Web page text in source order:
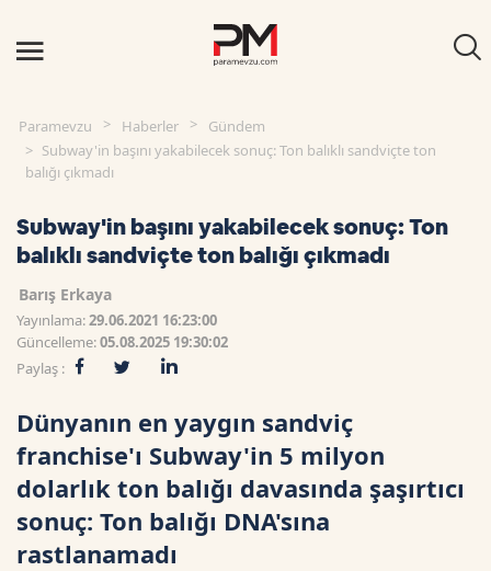
Paramevzu Haberler
Gündem
Subway'in başını yakabilecek sonuç: Ton balıklı sandviçte ton
balığı çıkmadı
Subway'in başını yakabilecek sonuç: Ton
balıklı sandviçte ton balığı çıkmadı
Barış Erkaya
Yayınlama:29.06.2021 16:23:00
Güncelleme:05.08.2025 19:30:02
Paylaş :
Dünyanın en yaygın sandviç
franchise'ı Subway'in 5 milyon
dolarlık ton balığı davasında şaşırtıcı
sonuç: Ton balığı DNA'sına
rastlanamadı